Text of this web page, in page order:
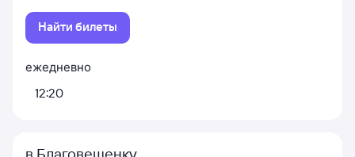
Найти билеты
ежедневно
12:20